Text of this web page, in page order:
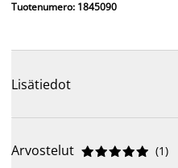
Tuotenumero: 1845090
Lisätiedot
Arvostelut 




 (1)